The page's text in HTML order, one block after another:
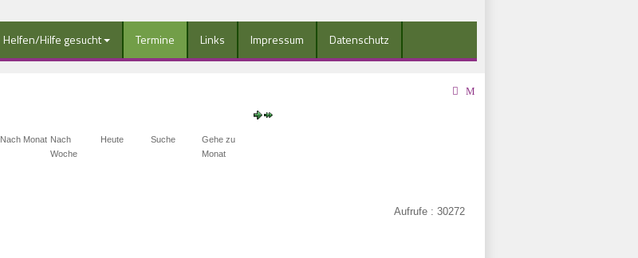
Helfen/Hilfe gesucht Termine Links Impressum Datenschutz
Nach Monat Nach
Woche
Heute Suche
Gehe zu
Monat
Aufrufe : 30272